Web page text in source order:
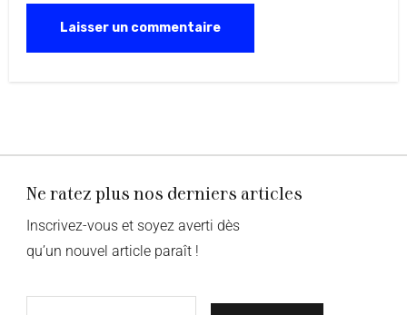
Ne ratez plus nos derniers articles
Inscrivez-vous et soyez averti dès
qu’un nouvel article paraît !